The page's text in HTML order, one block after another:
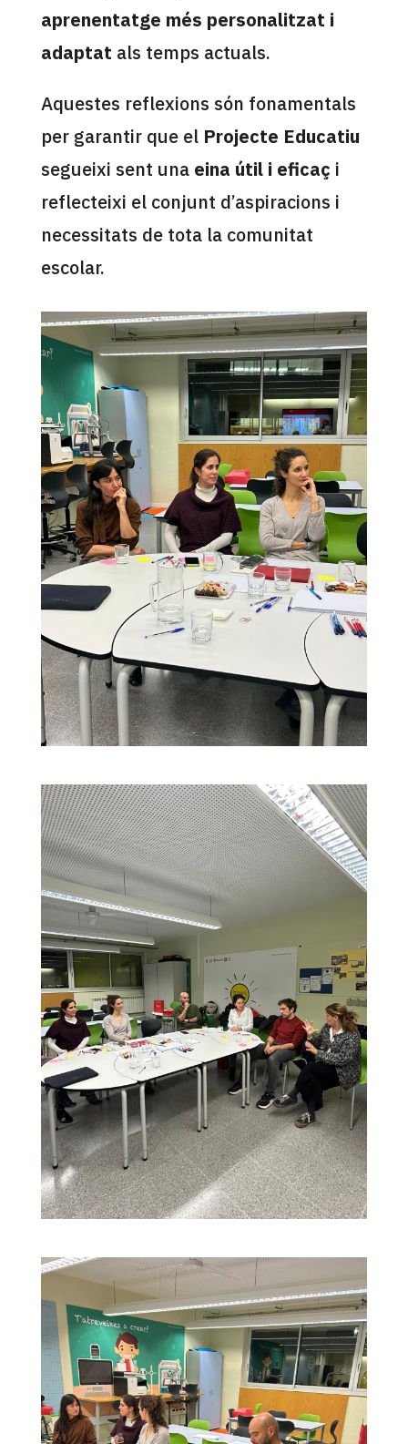
aprenentatge més personalitzat i
adaptat als temps actuals.
Aquestes reflexions són fonamentals
per garantir que el Projecte Educatiu
segueixi sent una eina útil i eficaç i
reflecteixi el conjunt d’aspiracions i
necessitats de tota la comunitat
escolar.